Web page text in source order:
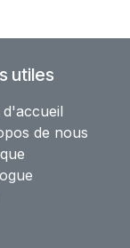
utiles
d'accueil
de nous